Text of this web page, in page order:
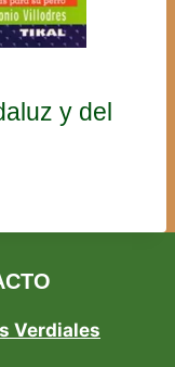
y del
Verdiales